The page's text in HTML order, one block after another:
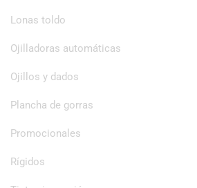
Lonas toldo
Ojilladoras automáticas
Ojillos y dados
Plancha de gorras
Promocionales
Rígidos